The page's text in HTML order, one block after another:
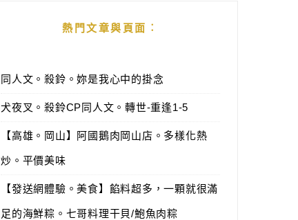
熱門文章與頁面︰
同人文。殺鈴。妳是我心中的掛念
犬夜叉。殺鈴CP同人文。轉世-重逢1-5
【高雄。岡山】阿國鵝肉岡山店。多樣化熱
炒。平價美味
【發送網體驗。美食】餡料超多，一顆就很滿
足的海鮮粽。七哥料理干貝/鮑魚肉粽